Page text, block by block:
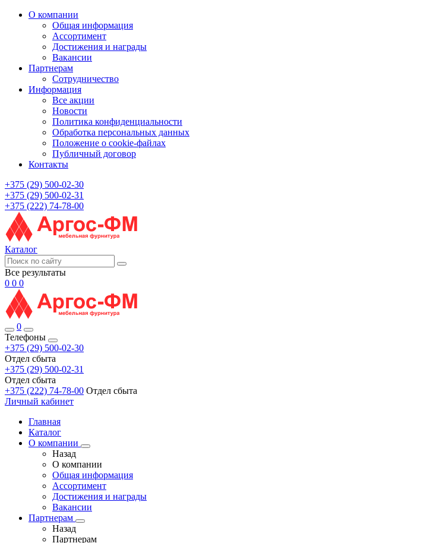
О компании
Общая информация
Ассортимент
Достижения и награды
Вакансии
Партнерам
Сотрудничество
Информация
Все акции
Новости
Политика конфиденциальности
Обработка персональных данных
Положение о cookie-файлах
Публичный договор
Контакты
+375 (29) 500-02-30
+375 (29) 500-02-31
+375 (222) 74-78-00
Каталог
Все результаты
0 0 0
0
Телефоны
+375 (29) 500-02-30
Отдел сбыта
+375 (29) 500-02-31
Отдел сбыта
+375 (222) 74-78-00 Отдел сбыта
Личный кабинет
Главная
Каталог
О компании
Назад
О компании
Общая информация
Ассортимент
Достижения и награды
Вакансии
Партнерам
Назад
Партнерам